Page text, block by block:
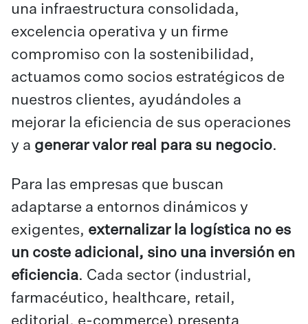
una infraestructura consolidada,
excelencia operativa y un firme
compromiso con la sostenibilidad,
actuamos como socios estratégicos de
nuestros clientes, ayudándoles a
mejorar la eficiencia de sus operaciones
y a generar valor real para su negocio.
Para las empresas que buscan
adaptarse a entornos dinámicos y
exigentes, externalizar la logística no es
un coste adicional, sino una inversión en
eficiencia. Cada sector (industrial,
farmacéutico, healthcare, retail,
editorial, e-commerce) presenta